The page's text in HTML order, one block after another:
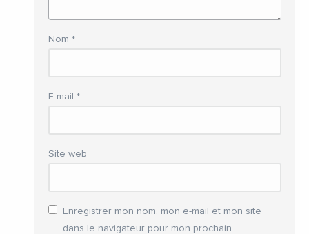
Nom *
E-mail *
Site web
Enregistrer mon nom, mon e-mail et mon site
dans le navigateur pour mon prochain